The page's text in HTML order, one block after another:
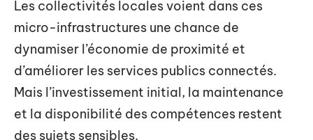
Les collectivités locales voient dans ces
micro-infrastructures une chance de
dynamiser l’économie de proximité et
d’améliorer les services publics connectés.
Mais l’investissement initial, la maintenance
et la disponibilité des compétences restent
des sujets sensibles.